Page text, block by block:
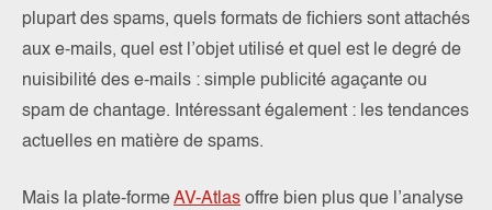
plupart des spams, quels formats de fichiers sont attachés
aux e-mails, quel est l’objet utilisé et quel est le degré de
nuisibilité des e-mails : simple publicité agaçante ou
spam de chantage. Intéressant également : les tendances
actuelles en matière de spams.
Mais la plate-formeAV-Atlas offre bien plus que l’analyse